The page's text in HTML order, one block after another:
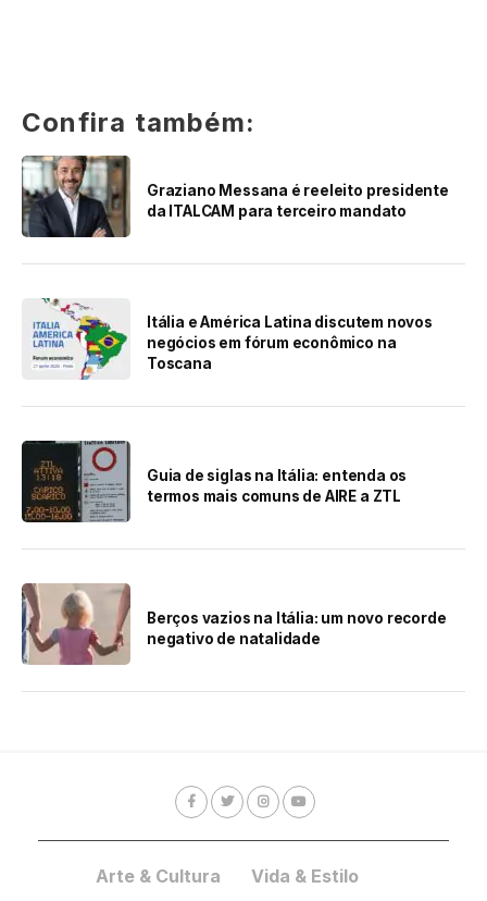
Confira também:
Graziano Messana é reeleito presidente
da ITALCAM para terceiro mandato
Itália e América Latina discutem novos
negócios em fórum econômico na
Toscana
Guia de siglas na Itália: entenda os
termos mais comuns de AIRE a ZTL
Berços vazios na Itália: um novo recorde
negativo de natalidade
Arte & Cultura
Vida & Estilo